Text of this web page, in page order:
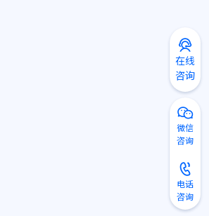
在线
咨询
微信
咨询
电话
咨询